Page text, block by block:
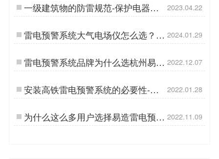
一级建筑物的防雷规范-保护电器设
备免受雷击损坏-易造防雷指南-易造
防雷…
2023.04.22
雷电预警系统大气电场仪怎么选？-
易造防雷…
2024.01.29
雷电预警系统品牌为什么选杭州易
造？源头厂家更放心！【易造防雷】
…
2022.12.07
安装高铁雷电预警系统的必要性-百
分之90的人都错了[杭州易造]…
2022.01.28
为什么这么多用户选择易造雷电预警
系统大气电场仪【易造防雷】…
2022.11.09